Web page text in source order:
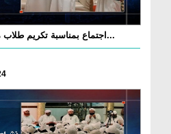
اجتماع بمناسبة تكريم طلاب مدرسة المدينة وجامعة ال...